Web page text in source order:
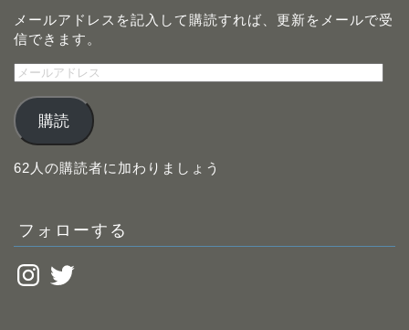
メールアドレスを記入して購読すれば、更新をメールで受
信できます。
メ
ル
ア
ド
レ
購読
62人の購読者に加わりましょう
フォローする
Instagram
Twitter